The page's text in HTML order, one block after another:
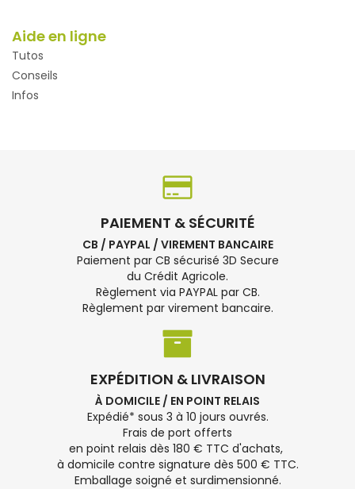
Aide en ligne
Tutos
Conseils
Infos
PAIEMENT & SÉCURITÉ
CB / PAYPAL / VIREMENT BANCAIRE
Paiement par CB sécurisé 3D Secure
du Crédit Agricole.
Règlement via PAYPAL par CB.
Règlement par virement bancaire.
EXPÉDITION & LIVRAISON
À DOMICILE / EN POINT RELAIS
Expédié* sous 3 à 10 jours ouvrés.
Frais de port offerts
en point relais dès 180 € TTC d'achats,
à domicile contre signature dès 500 € TTC.
Emballage soigné et surdimensionné.